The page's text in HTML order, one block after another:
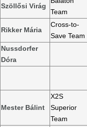
Szöllősi Virág
Team
Rikker Mária
Cross-to-
Save Team
Nussdorfer
Dóra
Mester Bálint
X2S
Superior
Team